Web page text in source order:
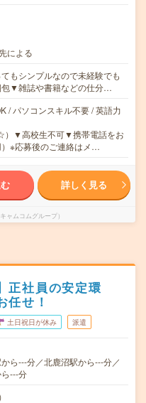
による
もシンプルなので未経験でも
▼雑誌や書籍などの仕分…
/ パソコンスキル不要 / 英語力
）▼高校生不可▼携帯電話をお
※応募後のご連絡はメ…
詳しく見る
ャムコムグループ）
正社員の安定環
任せ！
土日祝日が休み 派遣
ら---分／北鹿沼駅から---分／
---分